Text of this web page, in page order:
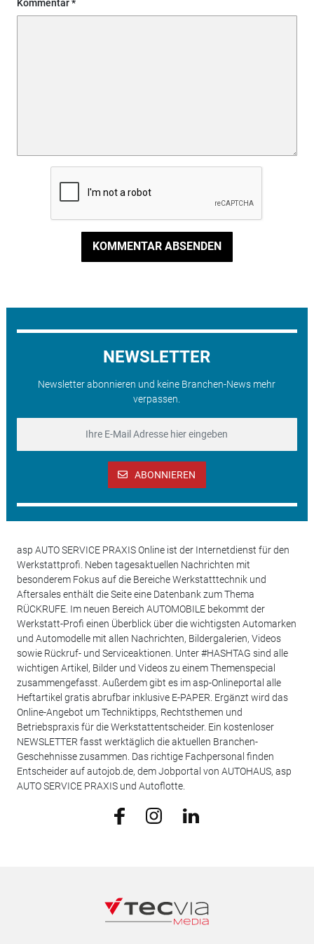
Kommentar
KOMMENTAR ABSENDEN
NEWSLETTER
Newsletter abonnieren und keine Branchen-News mehr
verpassen.
ABONNIEREN
asp AUTO SERVICE PRAXIS Online ist der Internetdienst für den
Werkstattprofi. Neben tagesaktuellen Nachrichten mit
besonderem Fokus auf die Bereiche Werkstatttechnik und
Aftersales enthält die Seite eine Datenbank zum Thema
RÜCKRUFE. Im neuen Bereich AUTOMOBILE bekommt der
Werkstatt-Profi einen Überblick über die wichtigsten Automarken
und Automodelle mit allen Nachrichten, Bildergalerien, Videos
sowie Rückruf- und Serviceaktionen. Unter #HASHTAG sind alle
wichtigen Artikel, Bilder und Videos zu einem Themenspecial
zusammengefasst. Außerdem gibt es im asp-Onlineportal alle
Heftartikel gratis abrufbar inklusive E-PAPER. Ergänzt wird das
Online-Angebot um Techniktipps, Rechtsthemen und
Betriebspraxis für die Werkstattentscheider. Ein kostenloser
NEWSLETTER fasst werktäglich die aktuellen Branchen-
Geschehnisse zusammen. Das richtige Fachpersonal finden
Entscheider auf autojob.de, dem Jobportal von AUTOHAUS, asp
AUTO SERVICE PRAXIS und Autoflotte.